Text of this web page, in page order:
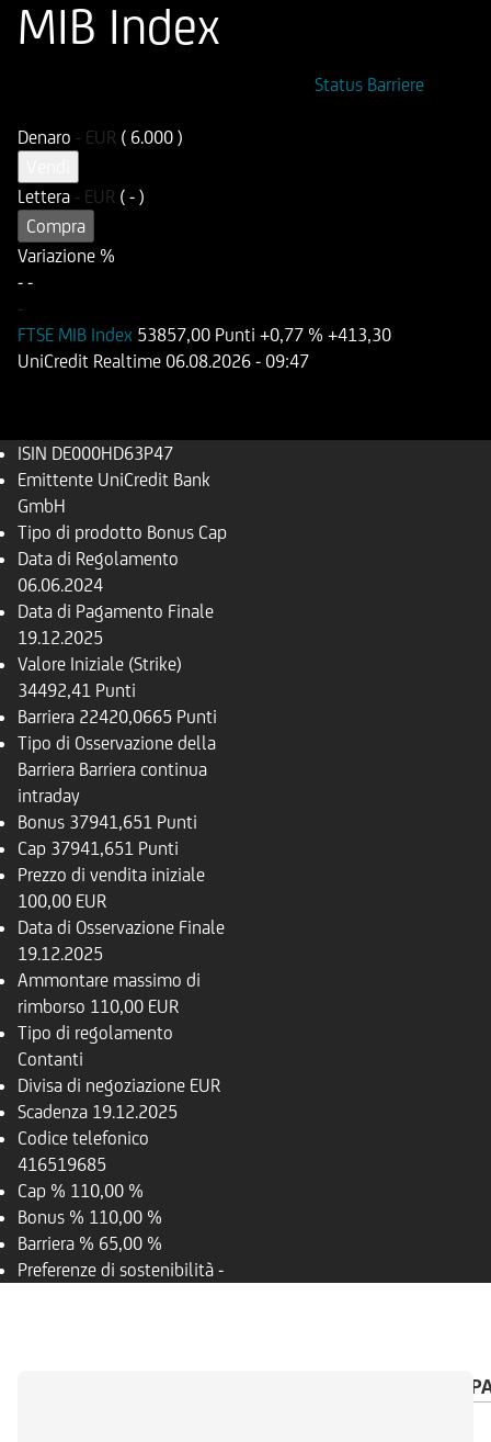
MIB Index
Status Barriere
Denaro - EUR ( 6.000 )
Lettera - EUR ( - )
Compra
Variazione %
- -
-
FTSE MIB Index 53857,00 Punti +0,77 % +413,30
UniCredit Realtime 06.08.2026 - 09:47
ISIN DE000HD63P47
Emittente UniCredit Bank
GmbH
Tipo di prodotto Bonus Cap
Data di Regolamento
06.06.2024
Data di Pagamento Finale
19.12.2025
Valore Iniziale (Strike)
34492,41 Punti
Barriera 22420,0665 Punti
Tipo di Osservazione della
Barriera Barriera continua
intraday
Bonus 37941,651 Punti
Cap 37941,651 Punti
Prezzo di vendita iniziale
100,00 EUR
Data di Osservazione Finale
19.12.2025
Ammontare massimo di
rimborso 110,00 EUR
Tipo di regolamento
Contanti
Divisa di negoziazione EUR
Scadenza 19.12.2025
Codice telefonico
416519685
Cap % 110,00 %
Bonus % 110,00 %
Barriera % 65,00 %
Preferenze di sostenibilità -
CALENDARIO